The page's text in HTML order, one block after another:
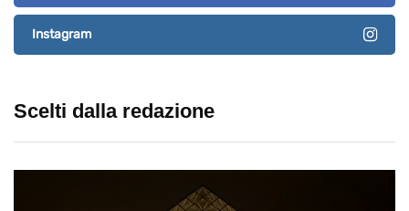
Instagram
Scelti dalla redazione